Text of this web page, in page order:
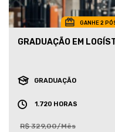
GANHE 2
GRADUAÇÃO EM
GRADUAÇÃO
1.720 HORAS
R$ 329,00/Mês